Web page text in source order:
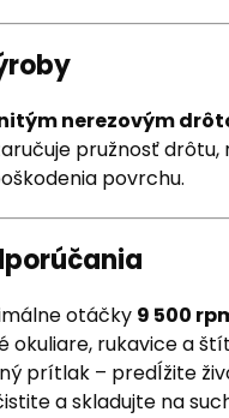
nerezovým
pružnosť
povrchu.
otáčky 9 500
okuliare, rukavice a štít
prítlak – predĺžite
a skladujte na